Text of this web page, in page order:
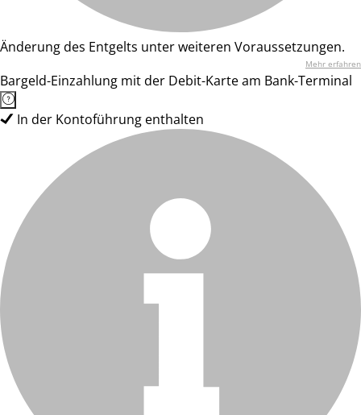
Änderung des Entgelts unter weiteren Voraussetzungen.
Mehr erfahren
Bargeld-Einzahlung mit der Debit-Karte am Bank-Terminal
In der Kontoführung enthalten